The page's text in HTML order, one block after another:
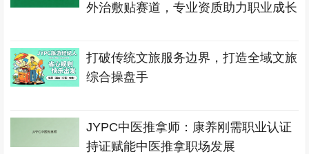
外治敷贴赛道，专业资质助力职业成长
打破传统文旅服务边界，打造全域文旅
综合操盘手
JYPC中医推拿师：康养刚需职业认证
持证赋能中医推拿职场发展